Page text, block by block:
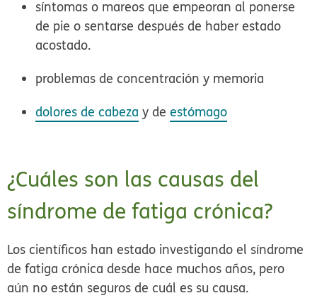
síntomas o mareos que empeoran al ponerse
de pie o sentarse después de haber estado
acostado.
problemas de concentración y memoria
dolores de cabeza y deestómago
¿Cuáles son las causas del
síndrome de fatiga crónica?
Los científicos han estado investigando el síndrome
de fatiga crónica desde hace muchos años, pero
aún no están seguros de cuál es su causa.